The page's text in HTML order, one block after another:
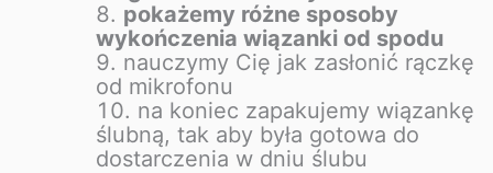
pokażemy różne sposoby
wykończenia wiązanki od spodu
nauczymy Cię jak zasłonić rączkę
od mikrofonu
na koniec zapakujemy wiązankę
ślubną, tak aby była gotowa do
dostarczenia w dniu ślubu